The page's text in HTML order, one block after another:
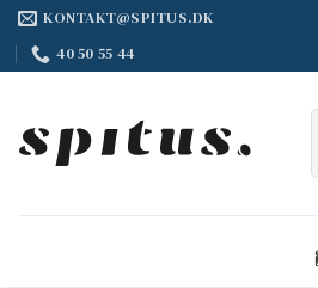
Fortsæt
indhold
KONTAKT@SPITUS.DK
40 50 55 44